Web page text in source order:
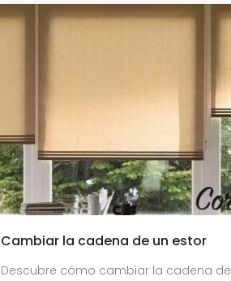
Cambiar la cadena de un estor
Descubre cómo cambiar la cadena de